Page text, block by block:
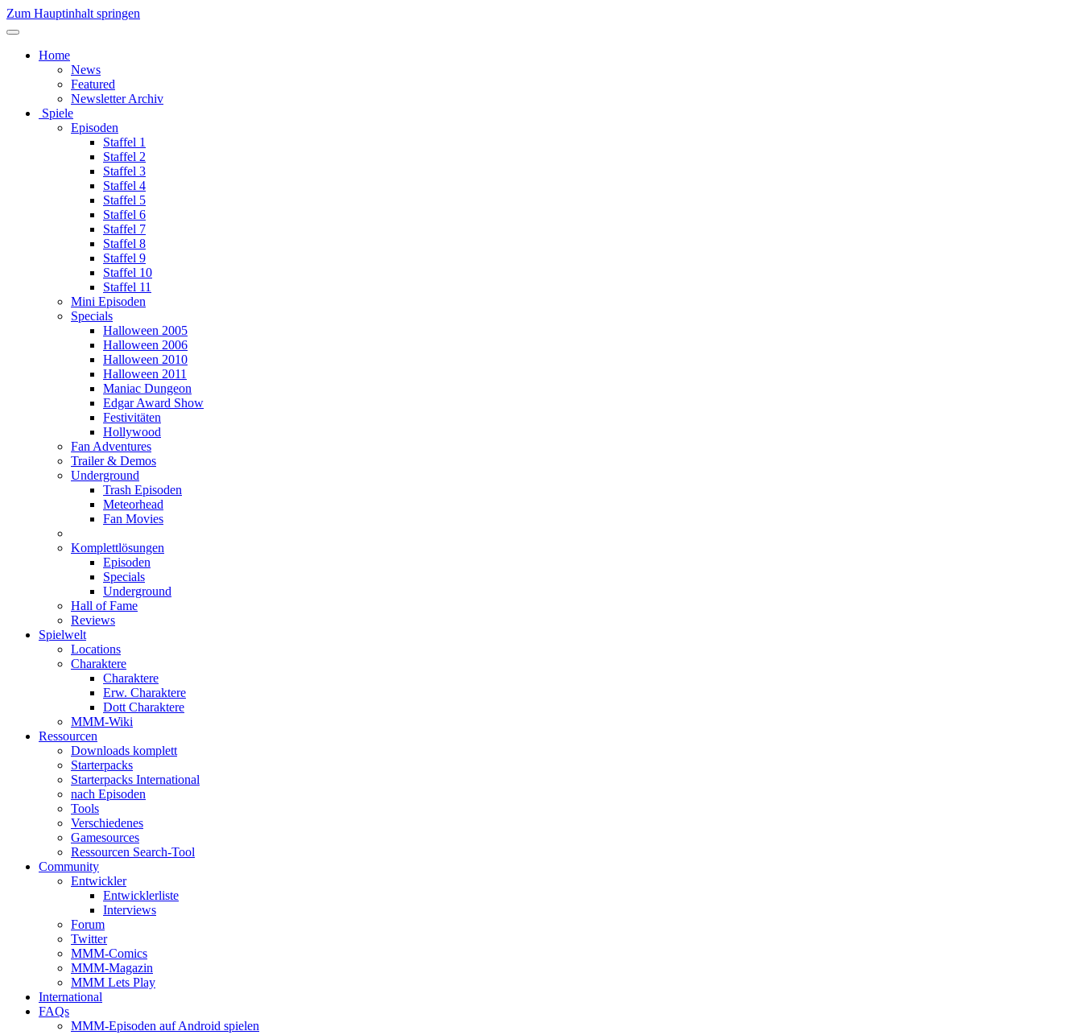
Zum Hauptinhalt springen
Home
News
Featured
Newsletter Archiv
Spiele
Episoden
Staffel 1
Staffel 2
Staffel 3
Staffel 4
Staffel 5
Staffel 6
Staffel 7
Staffel 8
Staffel 9
Staffel 10
Staffel 11
Mini Episoden
Specials
Halloween 2005
Halloween 2006
Halloween 2010
Halloween 2011
Maniac Dungeon
Edgar Award Show
Festivitäten
Hollywood
Fan Adventures
Trailer & Demos
Underground
Trash Episoden
Meteorhead
Fan Movies
Komplettlösungen
Episoden
Specials
Underground
Hall of Fame
Reviews
Spielwelt
Locations
Charaktere
Charaktere
Erw. Charaktere
Dott Charaktere
MMM-Wiki
Ressourcen
Downloads komplett
Starterpacks
Starterpacks International
nach Episoden
Tools
Verschiedenes
Gamesources
Ressourcen Search-Tool
Community
Entwickler
Entwicklerliste
Interviews
Forum
Twitter
MMM-Comics
MMM-Magazin
MMM Lets Play
International
FAQs
MMM-Episoden auf Android spielen